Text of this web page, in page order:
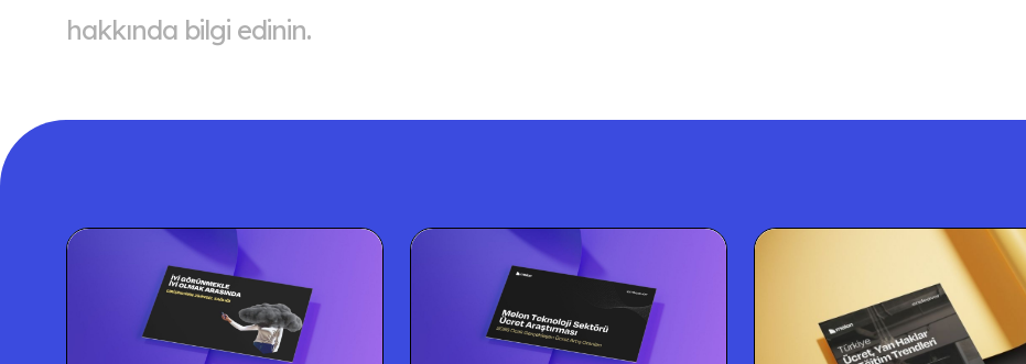
hakkında bilgi edinin.